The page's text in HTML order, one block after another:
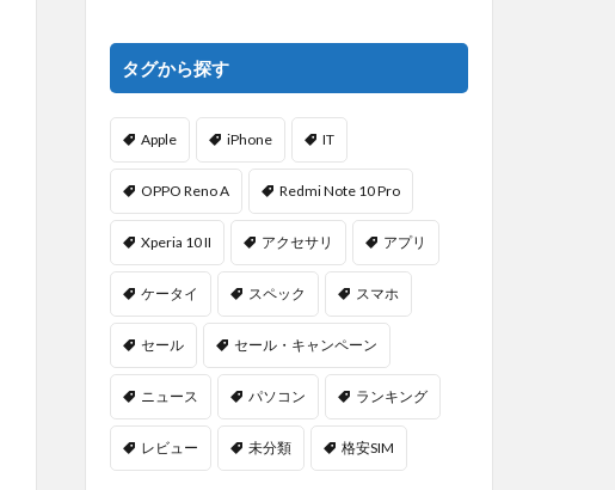
タグから探す
Apple iPhone IT
OPPO Reno A Redmi Note 10 Pro
Xperia 10 II アクセサリ アプリ
ケータイ スペック スマホ
セール セール・キャンペーン
ニュース パソコン ランキング
レビュー 未分類 格安SIM